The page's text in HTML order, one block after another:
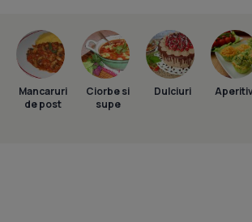
Mancaruri
de post
Ciorbe si
supe
Dulciuri